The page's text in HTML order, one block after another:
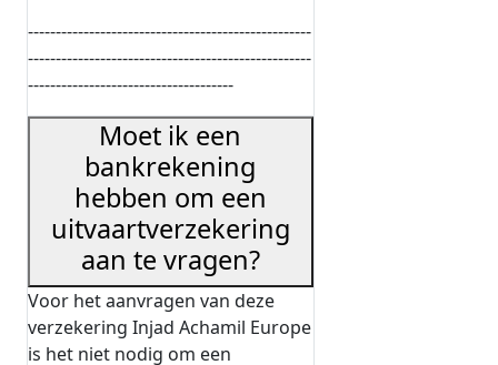
---------------------------------------------------
---------------------------------------------------
-------------------------------------
Moet ik een
bankrekening
hebben om een
uitvaartverzekering
aan te vragen?
Voor het aanvragen van deze
verzekering Injad Achamil Europe
is het niet nodig om een